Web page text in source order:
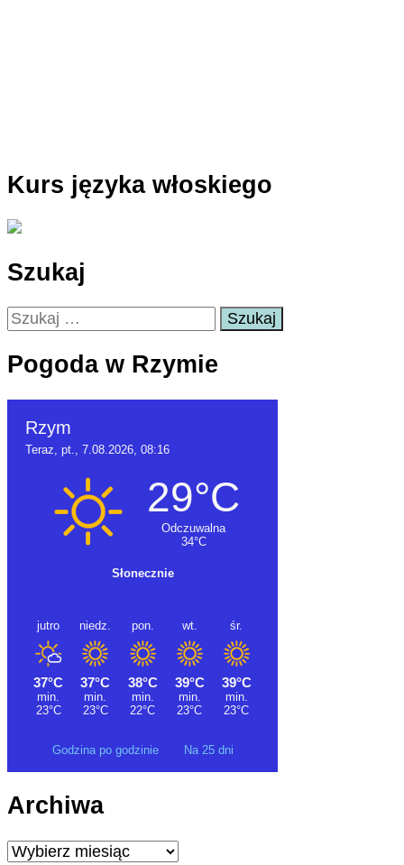
Kurs języka włoskiego
Szukaj
Szukaj:
Pogoda w Rzymie
Godzina po godzinie Na 25 dni
Archiwa
Archiwa